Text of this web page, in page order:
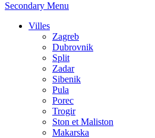
Secondary Menu
Villes
Zagreb
Dubrovnik
Split
Zadar
Sibenik
Pula
Porec
Trogir
Ston et Maliston
Makarska